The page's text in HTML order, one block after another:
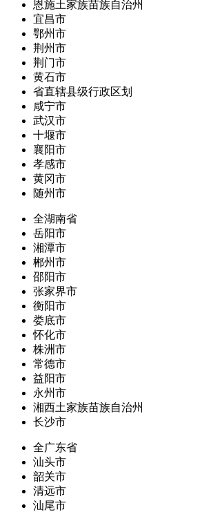
恩施土家族苗族自治州
宜昌市
鄂州市
荆州市
荆门市
黄石市
省直辖县级行政区划
咸宁市
武汉市
十堰市
襄阳市
孝感市
黄冈市
随州市
全湖南省
岳阳市
湘潭市
郴州市
邵阳市
张家界市
衡阳市
娄底市
怀化市
株洲市
常德市
益阳市
永州市
湘西土家族苗族自治州
长沙市
全广东省
汕头市
韶关市
清远市
汕尾市